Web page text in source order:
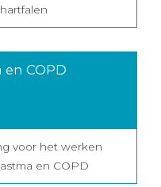
COPD
voor het werken
en COPD